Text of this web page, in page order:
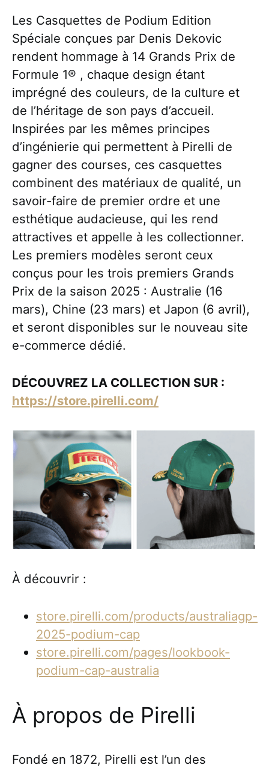
Les Casquettes de Podium Edition
Spéciale conçues par Denis Dekovic
rendent hommage à 14 Grands Prix de
Formule 1® , chaque design étant
imprégné des couleurs, de la culture et
de l’héritage de son pays d’accueil.
Inspirées par les mêmes principes
d’ingénierie qui permettent à Pirelli de
gagner des courses, ces casquettes
combinent des matériaux de qualité, un
savoir-faire de premier ordre et une
esthétique audacieuse, qui les rend
attractives et appelle à les collectionner.
Les premiers modèles seront ceux
conçus pour les trois premiers Grands
Prix de la saison 2025 : Australie (16
mars), Chine (23 mars) et Japon (6 avril),
et seront disponibles sur le nouveau site
e-commerce dédié.
DÉCOUVREZ LA COLLECTION SUR :
https://store.pirelli.com/
À découvrir :
store.pirelli.com/products/australiagp-
2025-podium-cap
store.pirelli.com/pages/lookbook-
podium-cap-australia
À propos de Pirelli
Fondé en 1872, Pirelli est l’un des